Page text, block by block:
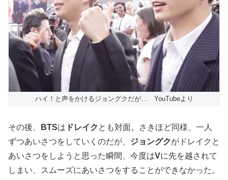
ハイ！と声をかけるジョングクだが… YouTubeより
その後、 BTSは ドレイク とも対面。さきほど同様、一人
ずつあいさつをしていくのだが、 ジョングクがドレイクと
あいさつをしようと思った瞬間、今度はVに先を越されて
しまい、スムーズにあいさつをすることができなかった。